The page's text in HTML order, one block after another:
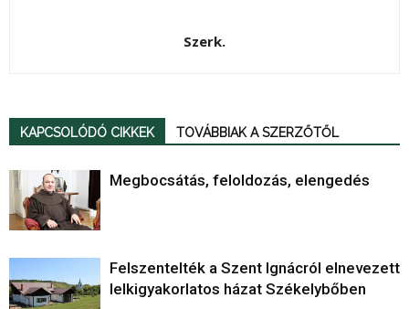
Szerk.
KAPCSOLÓDÓ CIKKEK TOVÁBBIAK A SZERZŐTŐL
Megbocsátás, feloldozás, elengedés
Felszentelték a Szent Ignácról elnevezett
lelkigyakorlatos házat Székelybőben